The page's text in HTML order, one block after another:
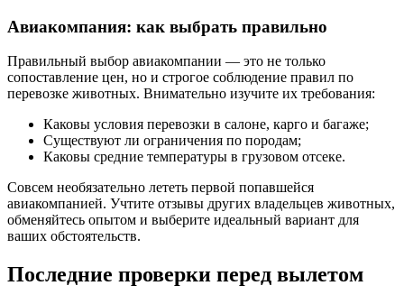
Авиакомпания: как выбрать правильно
Правильный выбор авиакомпании — это не только
сопоставление цен, но и строгое соблюдение правил по
перевозке животных. Внимательно изучите их требования:
Каковы условия перевозки в салоне, карго и багаже;
Существуют ли ограничения по породам;
Каковы средние температуры в грузовом отсеке.
Совсем необязательно лететь первой попавшейся
авиакомпанией. Учтите отзывы других владельцев животных,
обменяйтесь опытом и выберите идеальный вариант для
ваших обстоятельств.
Последние проверки перед вылетом